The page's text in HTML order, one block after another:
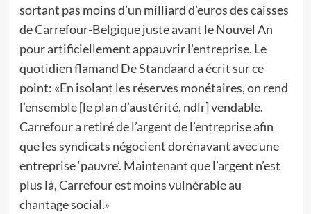
sortant pas moins d’un milliard d’euros des caisses
de Carrefour-Belgique juste avant le Nouvel An
pour artificiellement appauvrir l’entreprise. Le
quotidien flamand De Standaard a écrit sur ce
point: «En isolant les réserves monétaires, on rend
l’ensemble [le plan d’austérité, ndlr] vendable.
Carrefour a retiré de l’argent de l’entreprise afin
que les syndicats négocient dorénavant avec une
entreprise ‘pauvre’. Maintenant que l’argent n’est
plus là, Carrefour est moins vulnérable au
chantage social.»